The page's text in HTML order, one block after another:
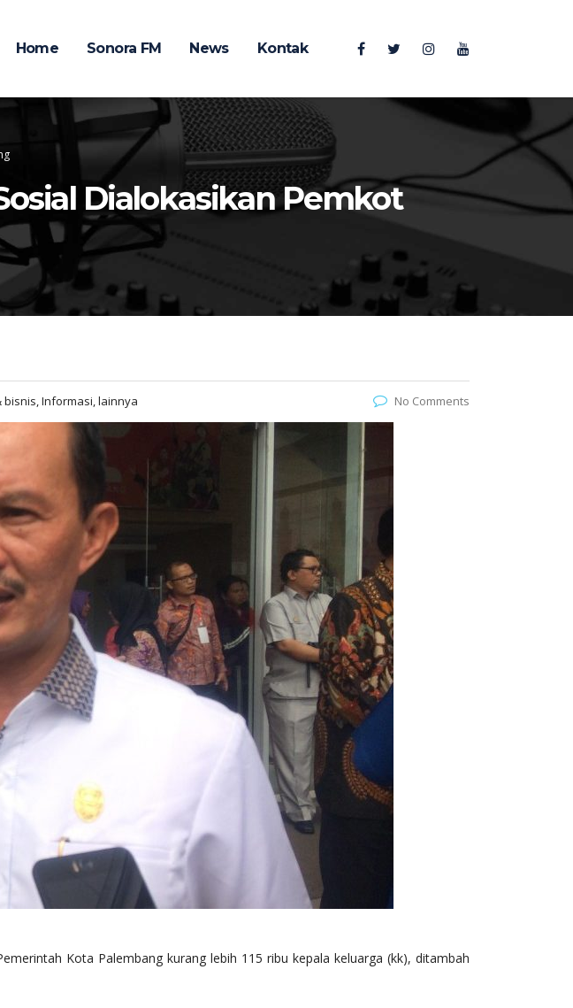
Home Sonora FM News Kontak
Dialokasikan Pemkot
bisnis, Informasi, lainnya No Comments
Kota Palembang kurang lebih 115 ribu kepala keluarga (kk), ditambah